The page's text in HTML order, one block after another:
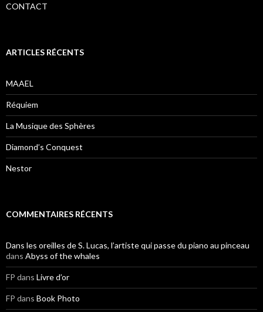
CONTACT
ARTICLES RÉCENTS
MAAEL
Réquiem
La Musique des Sphères
Diamond’s Conquest
Nestor
COMMENTAIRES RÉCENTS
Dans les oreilles de S. Lucas, l’artiste qui passe du piano au pinceau
dans Abyss of the whales
FP dans Livre d’or
FP dans Book Photo